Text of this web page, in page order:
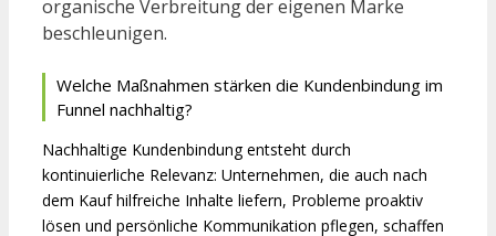
organische Verbreitung der eigenen Marke
beschleunigen.
Welche Maßnahmen stärken die Kundenbindung im
Funnel nachhaltig?
Nachhaltige Kundenbindung entsteht durch
kontinuierliche Relevanz: Unternehmen, die auch nach
dem Kauf hilfreiche Inhalte liefern, Probleme proaktiv
lösen und persönliche Kommunikation pflegen, schaffen